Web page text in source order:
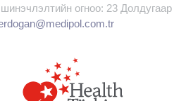
огноо: 23 Долдугаар